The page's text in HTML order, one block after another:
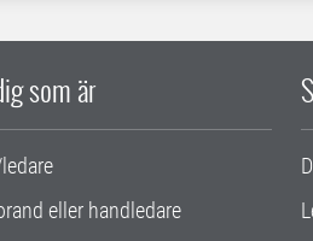
som är
eller handledare